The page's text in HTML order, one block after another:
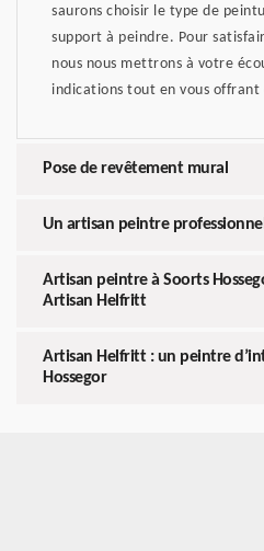
saurons choisir le type de
support à peindre. Pour
nous nous mettrons à votre
indications tout en vous offrant
Pose de revêtement mural
Un artisan peintre
Artisan peintre à Soorts
Artisan Helfritt
Artisan Helfritt : un peintre
Hossegor